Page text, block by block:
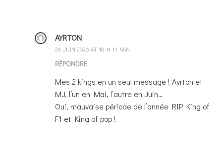
AYRTON
26 JUIN 2026 AT 18 H 11 MIN
RÉPONDRE
Mes 2 kings en un seul message ! Ayrton et
MJ, l’un en Mai, l’autre en Juin…
Oui, mauvaise période de l’année RIP King of
F1 et King of pop !